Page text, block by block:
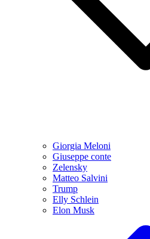
Giorgia Meloni
Giuseppe conte
Zelensky
Matteo Salvini
Trump
Elly Schlein
Elon Musk